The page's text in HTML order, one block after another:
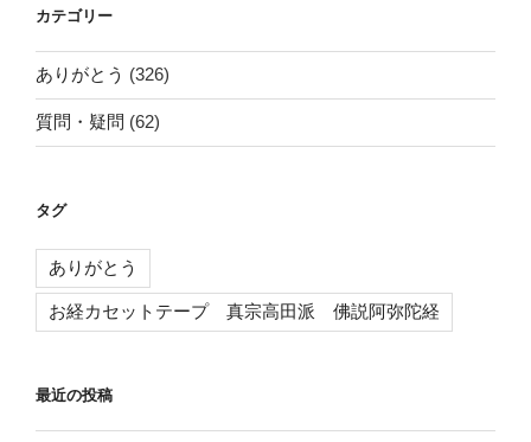
カテゴリー
ありがとう (326)
質問・疑問 (62)
タグ
ありがとう
お経カセットテープ 真宗高田派 佛説阿弥陀経
最近の投稿